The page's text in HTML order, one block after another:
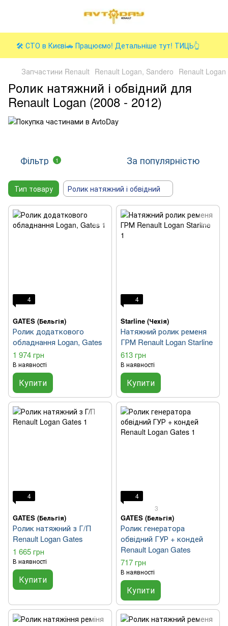
🛠️ СТО в Києві🚗 Працюємо! Детальніше тут! ТИЦЬ👆
Запчастини Renault Renault Logan, Sandero Renault
Ролик натяжний і обвідний для
Renault Logan (2008 - 2012)
Фільтр 1 За популярністю
Тип товару Ролик натяжний і обвідний
4
GATES (Бельгія)
Ролик додаткового
обладнання Logan, Gates
1 974 грн
В наявності
Купити
4
Starline (Чехія)
Натяжний ролик ременя
ГРМ Renault Logan Starline
613 грн
В наявності
Купити
4
GATES (Бельгія)
Ролик натяжний з Г/П
Renault Logan Gates
1 665 грн
В наявності
Купити
4
3
GATES (Бельгія)
Ролик генератора
обвідний ГУР + кондей
Renault Logan Gates
717 грн
В наявності
Купити